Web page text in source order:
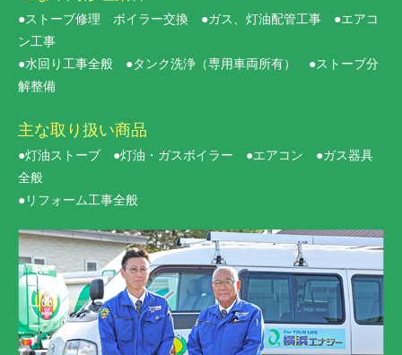
●ストーブ修理 ボイラー交換 ●ガス、灯油配管工事 ●エアコ
ン工事
●水回り工事全般 ●タンク洗浄（専用車両所有） ●ストーブ分
解整備
主な取り扱い商品
●灯油ストーブ ●灯油・ガスボイラー ●エアコン ●ガス器具
全般
●リフォーム工事全般